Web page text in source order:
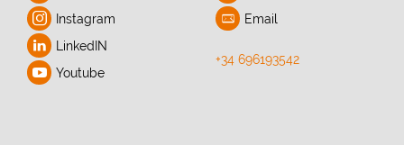
Instagram
LinkedIN
Youtube
Email
+34 696193542